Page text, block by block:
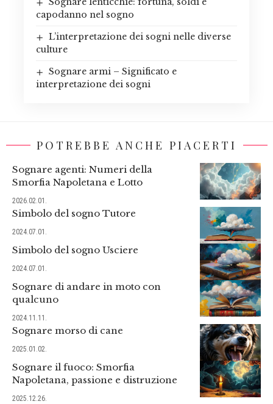
capodanno nel sogno
L’interpretazione dei sogni nelle diverse
culture
Sognare armi – Significato e
interpretazione dei sogni
POTREBBE ANCHE PIACERTI
Sognare agenti: Numeri della
Smorfia Napoletana e Lotto
2026.02.01.
Simbolo del sogno Tutore
2024.07.01.
Simbolo del sogno Usciere
2024.07.01.
Sognare di andare in moto con
qualcuno
2024.11.11.
Sognare morso di cane
2025.01.02.
Sognare il fuoco: Smorfia
Napoletana, passione e distruzione
2025.12.26.